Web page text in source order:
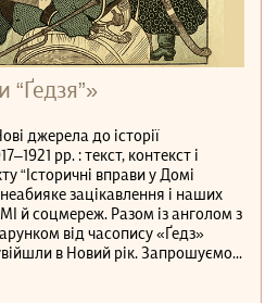
“Ґедзя”»
джерела до історії
рр. : текст, контекст і
“Історичні вправи у Домі
зацікавлення і наших
й соцмереж. Разом із анголом з
від часопису «Ґедз»
в Новий рік. Запрошуємо...